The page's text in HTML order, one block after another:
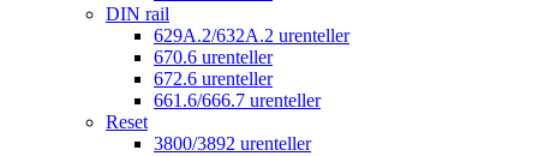
DIN rail
629A.2/632A.2 urenteller
670.6 urenteller
672.6 urenteller
661.6/666.7 urenteller
Reset
3800/3892 urenteller